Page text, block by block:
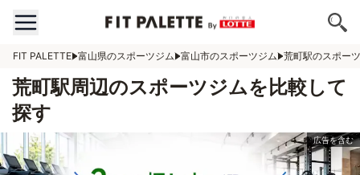
FIT PALETTE 富山県のスポーツジム 富山市のスポーツジム 荒町駅のスポー
荒町駅周辺のスポーツジムを比較して
探す